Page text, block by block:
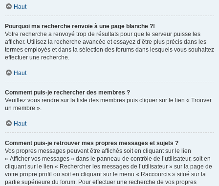
Haut
Pourquoi ma recherche renvoie à une page blanche ?!
Votre recherche a renvoyé trop de résultats pour que le serveur puisse les
afficher. Utilisez la recherche avancée et essayez d’être plus précis dans les
termes employés et dans la sélection des forums dans lesquels vous souhaitez
effectuer une recherche.
Haut
Comment puis-je rechercher des membres ?
Veuillez vous rendre sur la liste des membres puis cliquer sur le lien « Trouver
un membre ».
Haut
Comment puis-je retrouver mes propres messages et sujets ?
Vos propres messages peuvent être affichés soit en cliquant sur le lien
« Afficher vos messages » dans le panneau de contrôle de l’utilisateur, soit en
cliquant sur le lien « Rechercher les messages de l’utilisateur » sur la page de
votre propre profil ou soit en cliquant sur le menu « Raccourcis » situé sur la
partie supérieure du forum. Pour effectuer une recherche de vos propres